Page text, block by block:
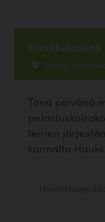
Haukkulaakso
Solkei,
Tänä päivänä
leirien
kannalta